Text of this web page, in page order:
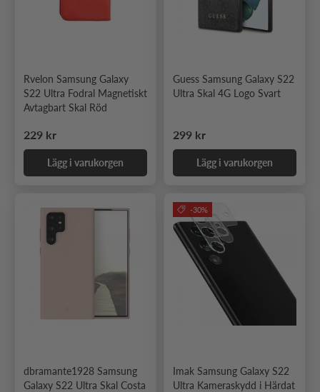
Rvelon Samsung Galaxy
S22 Ultra Fodral Magnetiskt
Avtagbart Skal Röd
Ordinarie pris
229 kr
Lägg i varukorgen
Guess Samsung Galaxy S22
Ultra Skal 4G Logo Svart
Ordinarie pris
299 kr
Lägg i varukorgen
dbramante1928 Samsung
Galaxy S22 Ultra Skal Costa
-30%
Imak Samsung Galaxy S22
Ultra Kameraskydd i Härdat